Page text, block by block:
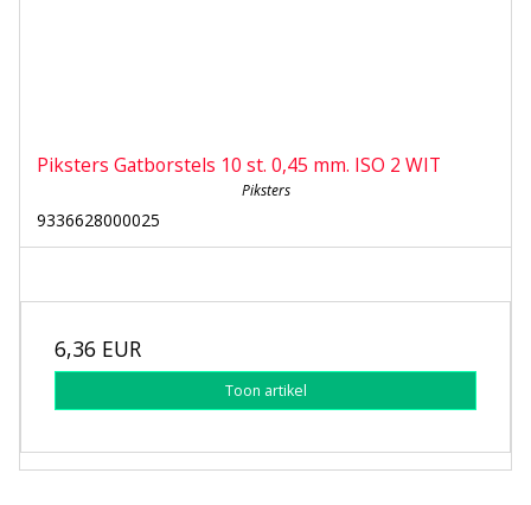
Piksters Gatborstels 10 st. 0,45 mm. ISO 2 WIT
Piksters
9336628000025
6,36 EUR
Toon artikel